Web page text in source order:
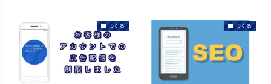
つくる つくる